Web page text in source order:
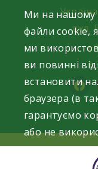
content
вул.
Ми на нашому
файли cookie,
ми
ви повинні
встановити
браузера (в
гарантуємо
або не